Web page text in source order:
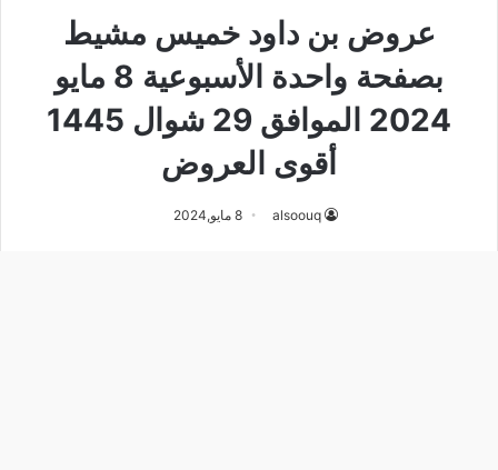
عروض بن داود خميس مشيط
بصفحة واحدة الأسبوعية 8 مايو
2024 الموافق 29 شوال 1445
أقوى العروض
alsoouq 8 مايو,2024